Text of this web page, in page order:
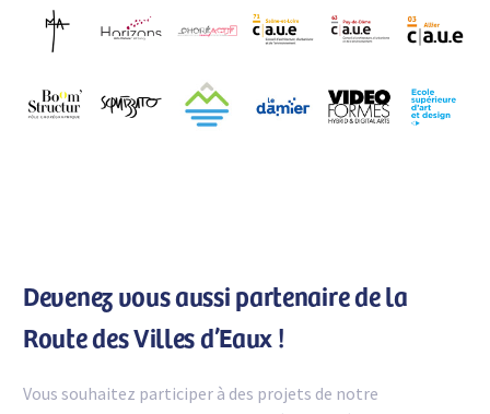
Devenez vous aussi partenaire de la
Route des Villes d’Eaux !
Vous souhaitez participer à des projets de notre